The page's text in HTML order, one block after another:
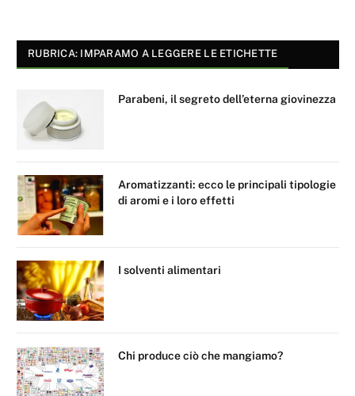
RUBRICA: IMPARAMO A LEGGERE LE ETICHETTE
Parabeni, il segreto dell’eterna giovinezza
Aromatizzanti: ecco le principali tipologie
di aromi e i loro effetti
I solventi alimentari
Chi produce ciò che mangiamo?